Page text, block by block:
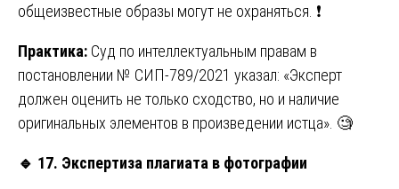
общеизвестные образы могут не охраняться. ❗
Практика: Суд по интеллектуальным правам в
постановлении № СИП-789/2021 указал: «Эксперт
должен оценить не только сходство, но и наличие
оригинальных элементов в произведении истца». 🧐
🔹 17. Экспертиза плагиата в фотографии